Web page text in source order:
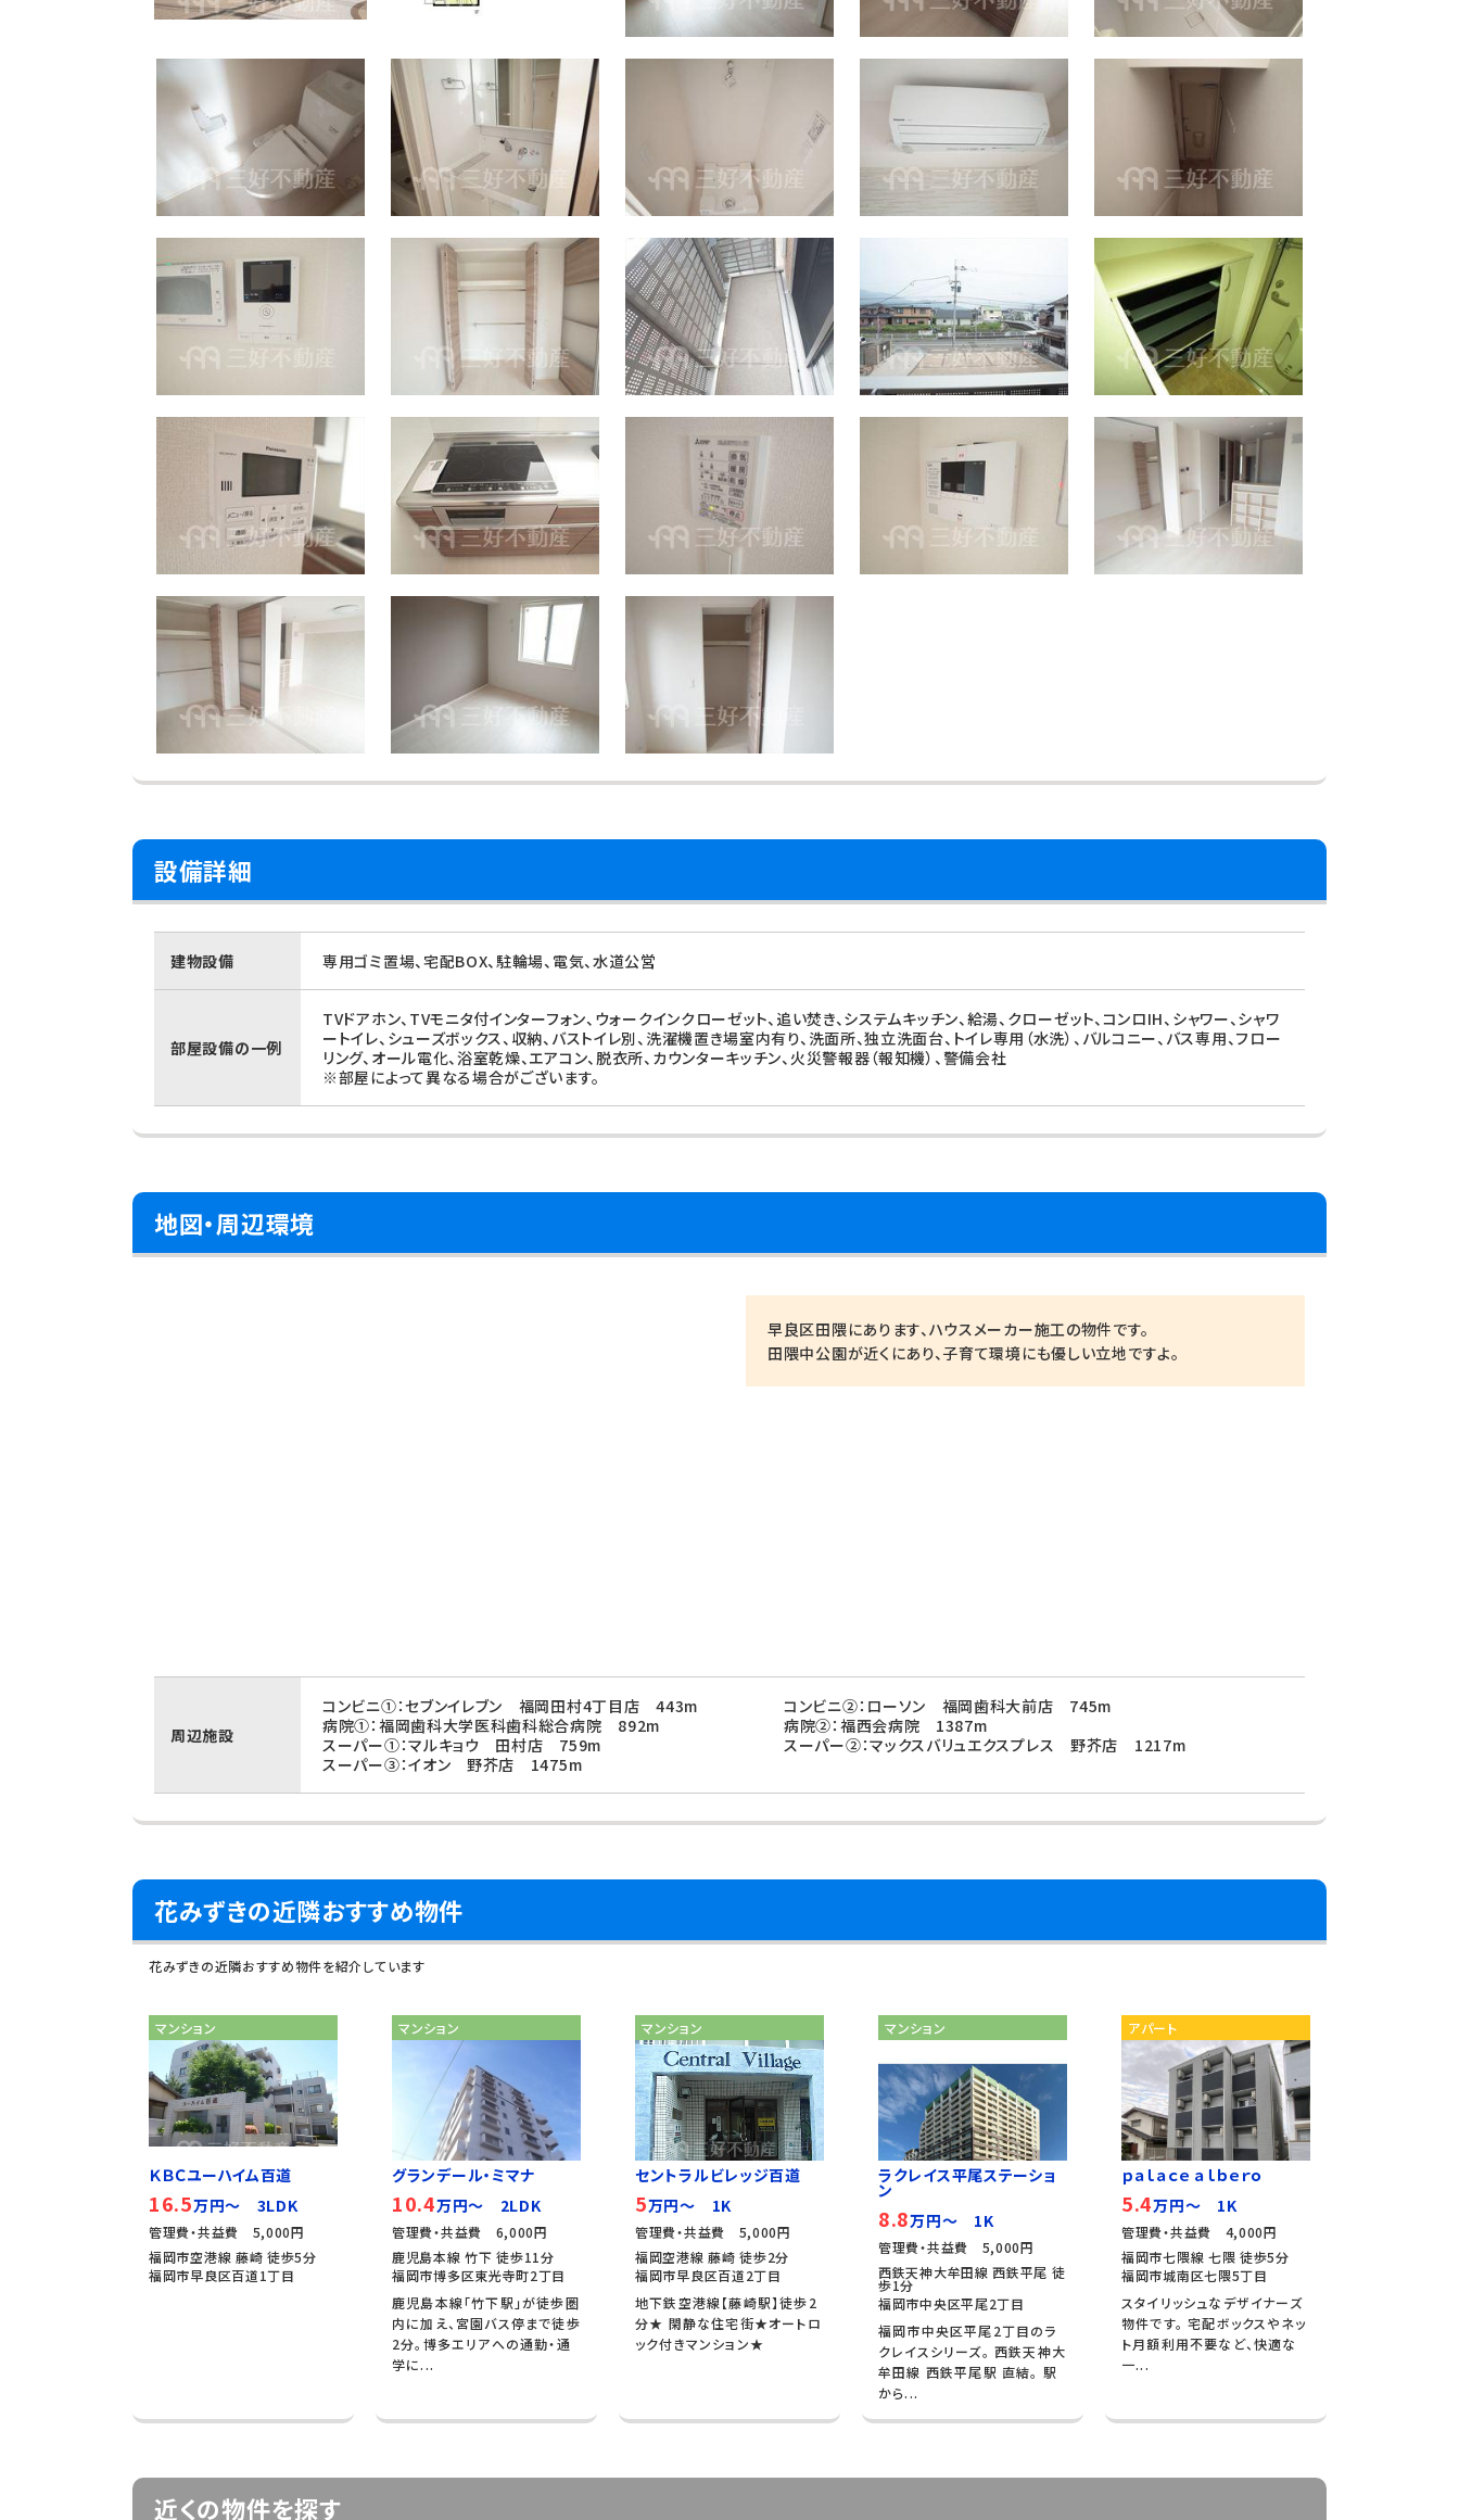
設備詳細
建物設備 専用ゴミ置場、宅配BOX、駐輪場、電気、水道公営
部屋設備の一例
TVドアホン、TVモニタ付インターフォン、ウォークインクローゼット、追い焚き、システムキッチン、給湯、クローゼット、コンロIH、シャワー、シャワ
ートイレ、シューズボックス、収納、バストイレ別、洗濯機置き場室内有り、洗面所、独立洗面台、トイレ専用（水洗）、バルコニー、バス専用、フロー
リング、オール電化、浴室乾燥、エアコン、脱衣所、カウンターキッチン、火災警報器（報知機）、警備会社
※部屋によって異なる場合がございます。
地図・周辺環境
早良区田隈にあります、ハウスメーカー施工の物件です。
田隈中公園が近くにあり、子育て環境にも優しい立地ですよ。
周辺施設
コンビニ①：セブンイレブン 福岡田村4丁目店 443m
コンビニ②：ローソン 福岡歯科大前店 745m
病院①：福岡歯科大学医科歯科総合病院 892m
病院②：福西会病院 1387m
スーパー①：マルキョウ 田村店 759m
スーパー②：マックスバリュエクスプレス 野芥店 1217m
スーパー③：イオン 野芥店 1475m
花みずきの近隣おすすめ物件
花みずきの近隣おすすめ物件を紹介しています
マンション
ＫＢＣユーハイム百道
16.5万円～ 3LDK
管理費・共益費 5,000円
福岡市空港線 藤崎 徒歩5分
福岡市早良区百道1丁目
マンション
グランデール・ミマナ
10.4万円～ 2LDK
管理費・共益費 6,000円
鹿児島本線 竹下 徒歩11分
福岡市博多区東光寺町2丁目
鹿児島本線「竹下駅」が徒歩圏
内に加え、宮園バス停まで徒歩
2分。博多エリアへの通勤・通
学に...
マンション
セントラルビレッジ百道
5万円～ 1K
管理費・共益費 5,000円
福岡空港線 藤崎 徒歩2分
福岡市早良区百道2丁目
地下鉄空港線【藤崎駅】徒歩2
分★ 閑静な住宅街★オートロ
ック付きマンション★
マンション
ラクレイス平尾ステーショ
ン
8.8万円～ 1K
管理費・共益費 5,000円
西鉄天神大牟田線 西鉄平尾 徒
歩1分
福岡市中央区平尾2丁目
福岡市中央区平尾2丁目のラ
クレイスシリーズ。 西鉄天神大
牟田線 西鉄平尾駅 直結。 駅
から...
アパート
ｐａｌａｃｅ ａｌｂｅｒｏ
5.4万円～ 1K
管理費・共益費 4,000円
福岡市七隈線 七隈 徒歩5分
福岡市城南区七隈5丁目
スタイリッシュなデザイナーズ
物件です。 宅配ボックスやネッ
ト月額利用不要など、快適な
一...
近くの物件を探す